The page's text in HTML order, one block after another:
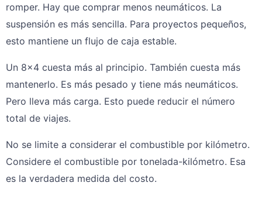
romper. Hay que comprar menos neumáticos. La
suspensión es más sencilla. Para proyectos pequeños,
esto mantiene un flujo de caja estable.
Un 8×4 cuesta más al principio. También cuesta más
mantenerlo. Es más pesado y tiene más neumáticos.
Pero lleva más carga. Esto puede reducir el número
total de viajes.
No se limite a considerar el combustible por kilómetro.
Considere el combustible por tonelada-kilómetro. Esa
es la verdadera medida del costo.